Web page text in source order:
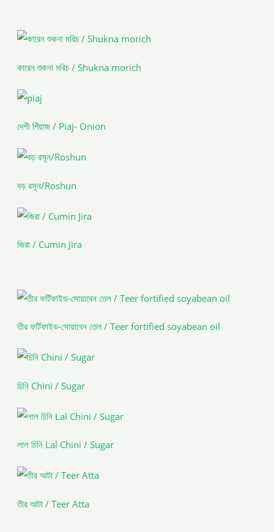
কারেন শুকনা মরিচ / Shukna morich
দেশী পিঁয়াজ / Piaj- Onion
বড় রসূন/Roshun
জিরা / Cumin Jira
তীর ফর্টিফাইড-সোয়াবেন তেল / Teer fortified soyabean oil
চিনি Chini / Sugar
লাল চিনি Lal Chini / Sugar
তীর আটা / Teer Atta